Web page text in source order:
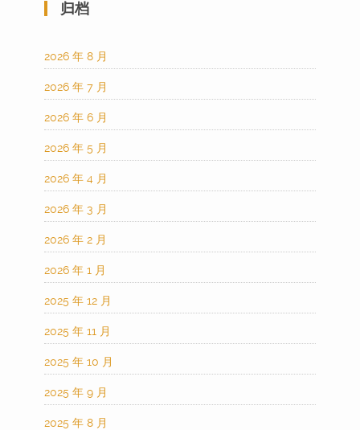
归档
2026 年 8 月
2026 年 7 月
2026 年 6 月
2026 年 5 月
2026 年 4 月
2026 年 3 月
2026 年 2 月
2026 年 1 月
2025 年 12 月
2025 年 11 月
2025 年 10 月
2025 年 9 月
2025 年 8 月